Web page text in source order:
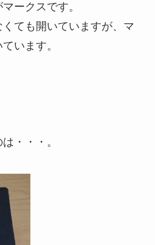
ークスです。
ても開いていますが、マ
います。
・・・。